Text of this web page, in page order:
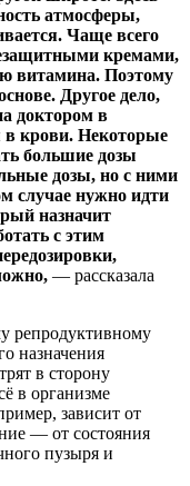
атмосферы,
Чаще всего
кремами,
витамина. Поэтому
Другое дело,
доктором в
в крови. Некоторые
большие дозы
дозы, но с ними
случае нужно идти
назначит
с этим
— рассказала
репродуктивному
назначения
в сторону
в организме
зависит от
— от состояния
пузыря и